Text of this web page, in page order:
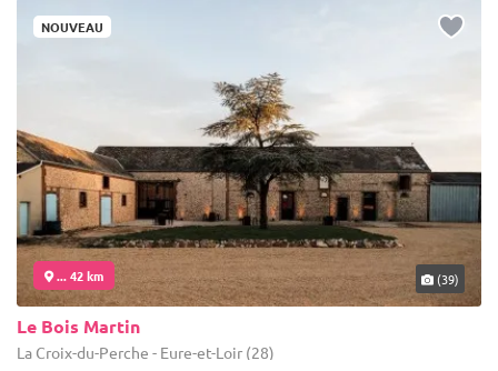
NOUVEAU
... 42 km (39)
Le Bois Martin
La Croix-du-Perche - Eure-et-Loir (28)